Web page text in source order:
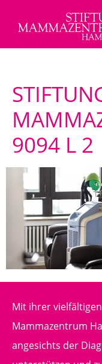
9094 L 2
Mit ihrer
Mammazentrum
angesichts der